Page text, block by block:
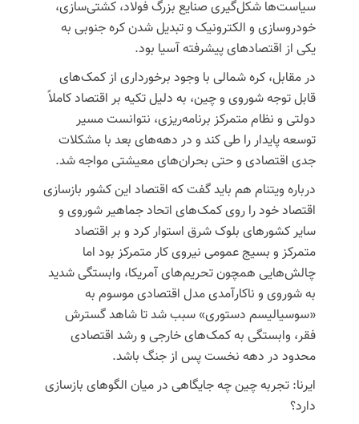
سیاست‌ها شکل‌گیری صنایع بزرگ فولاد، کشتی‌سازی،
خودروسازی و الکترونیک و تبدیل شدن کره جنوبی به
یکی از اقتصادهای پیشرفته آسیا بود.
در مقابل، کره شمالی با وجود برخورداری از کمک‌های
قابل توجه شوروی و چین، به دلیل تکیه بر اقتصاد کاملاً
دولتی و نظام متمرکز برنامه‌ریزی، نتوانست مسیر
توسعه پایدار را طی کند و در دهه‌های بعد با مشکلات
جدی اقتصادی و حتی بحران‌های معیشتی مواجه شد.
درباره ویتنام هم باید گفت که اقتصاد این کشور بازسازی
اقتصاد خود را روی کمک‌های اتحاد جماهیر شوروی و
سایر کشورهای بلوک شرق استوار کرد و بر اقتصاد
متمرکز و بسیج عمومی نیروی کار متمرکز بود اما
چالش‌هایی همچون تحریم‌های آمریکا، وابستگی شدید
به شوروی و ناکارآمدی مدل اقتصادی موسوم به
«سوسیالیسم دستوری» سبب شد تا شاهد گسترش
فقر، وابستگی به کمک‌های خارجی و رشد اقتصادی
محدود در دهه نخست پس از جنگ باشد.
ایرنا: تجربه چین چه جایگاهی در میان الگوهای بازسازی
دارد؟